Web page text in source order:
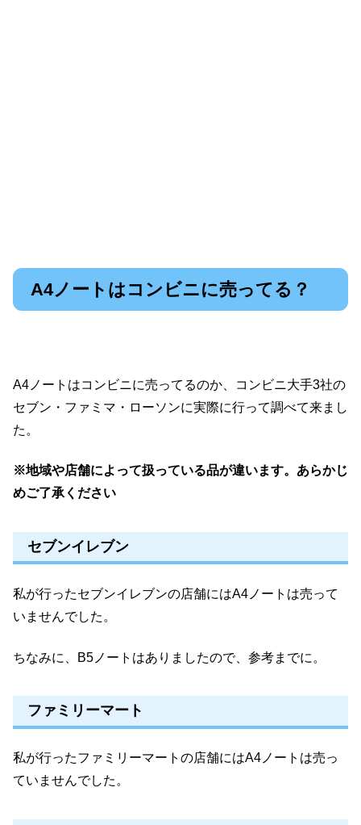
A4ノートはコンビニに売ってる？
A4ノートはコンビニに売ってるのか、コンビニ大手3社の
セブン・ファミマ・ローソンに実際に行って調べて来まし
た。
※地域や店舗によって扱っている品が違います。あらかじ
めご了承ください
セブンイレブン
私が行ったセブンイレブンの店舗にはA4ノートは売って
いませんでした。
ちなみに、B5ノートはありましたので、参考までに。
ファミリーマート
私が行ったファミリーマートの店舗にはA4ノートは売っ
ていませんでした。